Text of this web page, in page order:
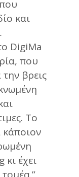
και
DigiMa
που
βρεις
Το
έχει